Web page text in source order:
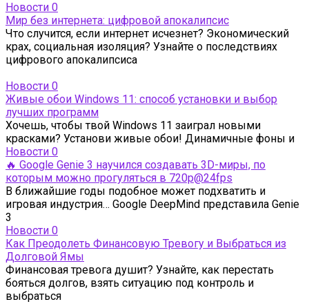
Новости 0
Мир без интернета: цифровой апокалипсис
Что случится, если интернет исчезнет? Экономический
крах, социальная изоляция? Узнайте о последствиях
цифрового апокалипсиса
Новости 0
Живые обои Windows 11: способ установки и выбор
лучших программ
Хочешь, чтобы твой Windows 11 заиграл новыми
красками? Установи живые обои! Динамичные фоны и
Новости 0
🔥 Google Genie 3 научился создавать 3D-миры, по
которым можно прогуляться в 720p@24fps
В ближайшие годы подобное может подхватить и
игровая индустрия… Google DeepMind представила Genie
3
Новости 0
Как Преодолеть Финансовую Тревогу и Выбраться из
Долговой Ямы
Финансовая тревога душит? Узнайте, как перестать
бояться долгов, взять ситуацию под контроль и
выбраться